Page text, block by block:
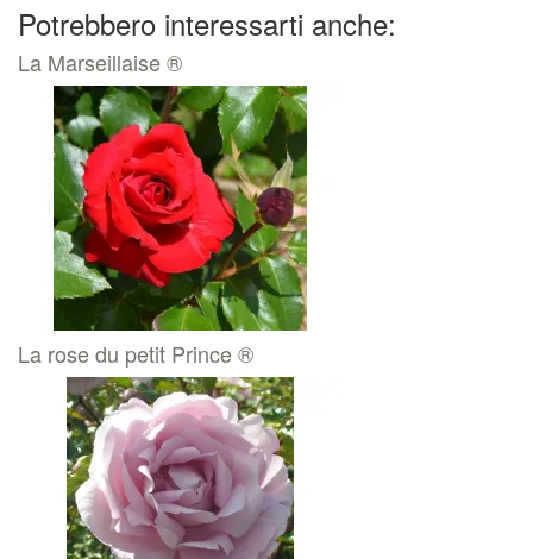
Potrebbero interessarti anche:
La Marseillaise ®
La rose du petit Prince ®